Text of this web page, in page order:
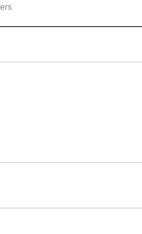
TO RECEIVE NOTIFICATIONS